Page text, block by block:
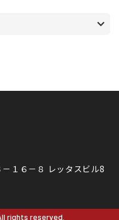
１６－８ レッタスビル8
rights reserved.